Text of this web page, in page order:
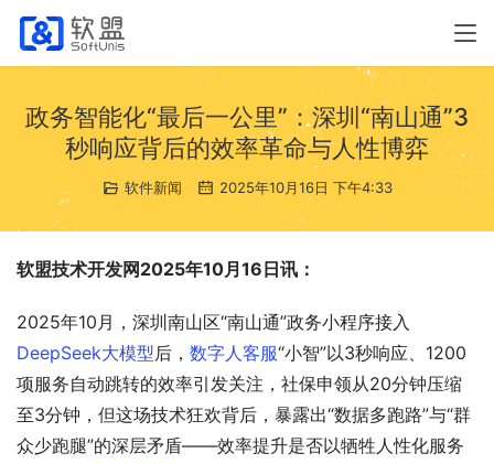
政务智能化“最后一公里”：深圳“南山通”3
秒响应背后的效率革命与人性博弈
软件新闻 2025年10月16日 下午4:33
软盟技术开发网2025年10月16日讯：
2025年10月，深圳南山区“南山通”政务小程序接入
DeepSeek大模型后， 数字人客服“小智”以3秒响应、1200
项服务自动跳转的效率引发关注，社保申领从20分钟压缩
至3分钟，但这场技术狂欢背后，暴露出“数据多跑路”与“群
众少跑腿”的深层矛盾——效率提升是否以牺牲人性化服务